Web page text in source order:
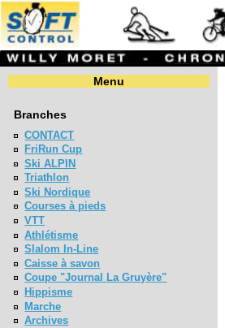
Menu
Branches
CONTACT
FriRun Cup
Ski ALPIN
Triathlon
Ski Nordique
Courses à pieds
VTT
Athlétisme
Slalom In-Line
Caisse à savon
Coupe "Journal La Gruyère"
Hippisme
Marche
Archives